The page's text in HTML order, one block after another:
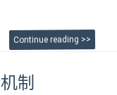
Continue reading >>
制